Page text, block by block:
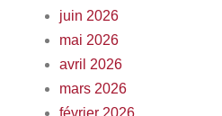
juin 2026
mai 2026
avril 2026
mars 2026
février 2026